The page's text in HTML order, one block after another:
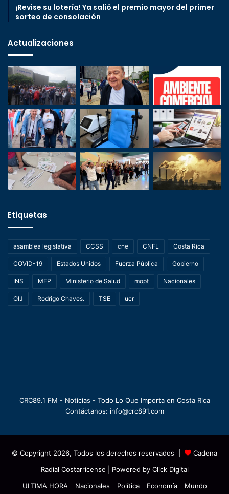
¡Revise su lotería! Ya salió el premio mayor del primer
sorteo de consolación
Actualizaciones
Etiquetas
asamblea legislativa CCSS cne CNFL Costa Rica
COVID-19 Estados Unidos Fuerza Pública Gobierno
INS MEP Ministerio de Salud mopt Nacionales
OIJ Rodrigo Chaves. TSE ucr
CRC89.1 FM - Noticias - Todo Lo Que Importa en Costa Rica
Contáctanos: info@crc891.com
© Copyright 2026, Todos los derechos reservados |
Cadena
Radial Costarricense | Powered by Click Digital
ULTIMA HORA
Nacionales Política Economía Mundo